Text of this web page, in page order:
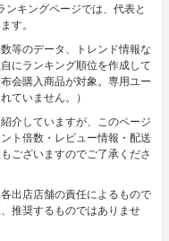
ンキングページでは、代表と
す。
等のデータ、トレンド情報な
にランキング順位を作成して
会購入商品が対象。専用ユー
ていません。）
介していますが、このページ
ト倍数・レビュー情報・配送
ございますのでご了承くださ
出店店舗の責任によるもので
推奨するものではありませ